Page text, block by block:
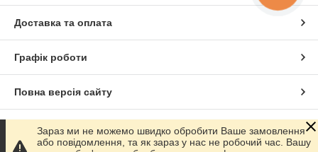
Доставка та оплата
Графік роботи
Повна версія сайту
Сайт створено на маркетплейсі Prom.ua
Зараз ми не можемо швидко обробити Ваше замовлення
або повідомлення, та як зараз у нас не робочий час. Вашу